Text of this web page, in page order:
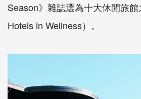
Season》雜誌選為十大休閒旅
Hotels in Wellness）。